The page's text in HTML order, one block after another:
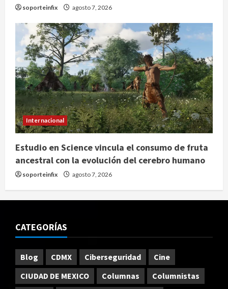
soporteinfix agosto 7, 2026
Internacional
Estudio en Science vincula el consumo de fruta
ancestral con la evolución del cerebro humano
soporteinfix agosto 7, 2026
CATEGORÍAS
Blog CDMX Ciberseguridad
Cine
CIUDAD DE MEXICO
Columnas
Columnistas